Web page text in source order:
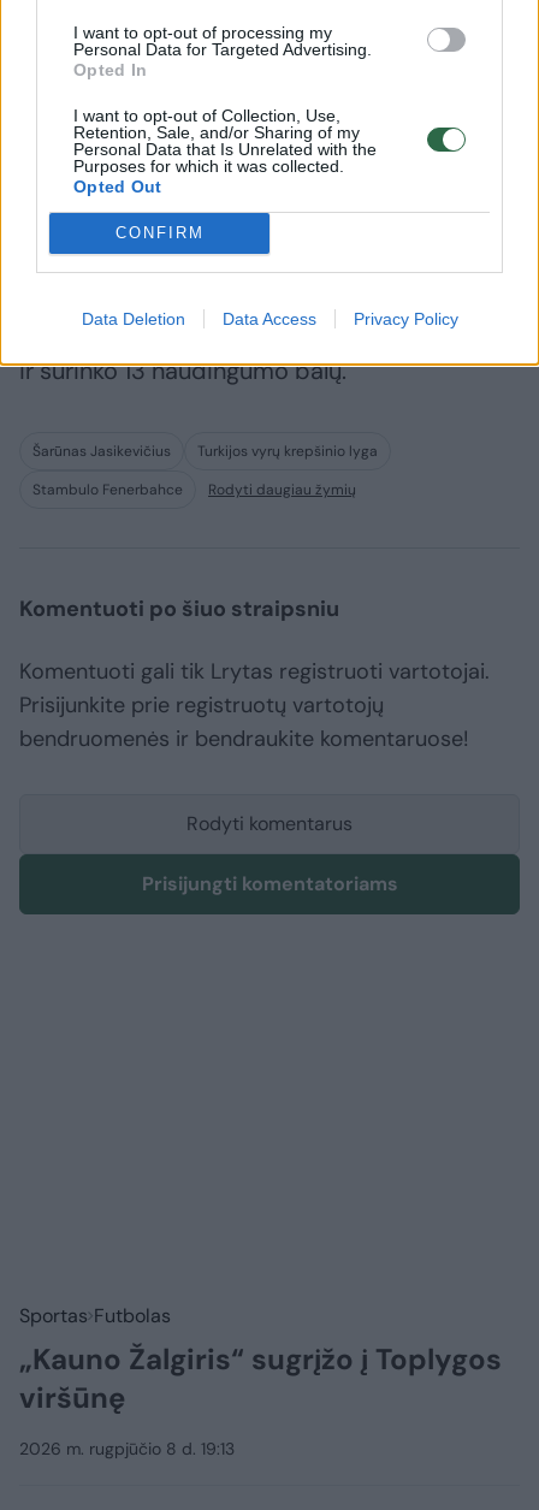
I want to opt-out of processing my
Personal Data for Targeted Advertising.
Opted In
I want to opt-out of Collection, Use,
Retention, Sale, and/or Sharing of my
Personal Data that Is Unrelated with the
Purposes for which it was collected.
Opted Out
CONFIRM
Data Deletion Data Access Privacy Policy
Po pralaimėjimo A. Trinchieri
užsipuolė motyvacijos
pasigedusius žurnalistus:
„Esate vargšas žmogus“(4)
M.Sajus pralaimėtojų ekipoje per 21 minutę
kamuolius, atliko 2 rezultatyvius perdavimus
ir surinko 13 naudingumo balų.
Šarūnas Jasikevičius
Turkijos vyrų krepšinio lyga
Stambulo Fenerbahce
Rodyti daugiau žymių
Komentuoti po šiuo straipsniu
Komentuoti gali tik Lrytas registruoti vartotojai.
Prisijunkite prie registruotų vartotojų
bendruomenės ir bendraukite komentaruose!
Rodyti komentarus
Prisijungti komentatoriams
Sportas Futbolas
„Kauno Žalgiris“ sugrįžo į Toplygos
viršūnę
2026 m. rugpjūčio 8 d. 19:13